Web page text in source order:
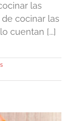
las
cocinar las
cuentan [...]